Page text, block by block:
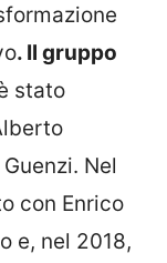
. Il gruppo
stato
Nel
con Enrico
e, nel 2018,